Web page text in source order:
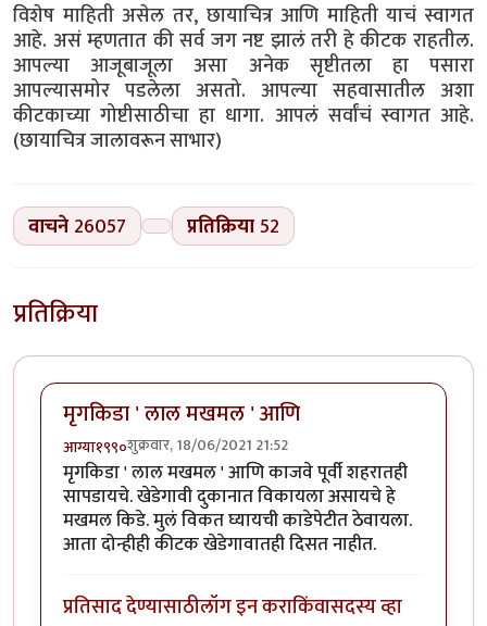
विशेष माहिती असेल तर, छायाचित्र आणि माहिती याचं स्वागत
आहे. असं म्हणतात की सर्व जग नष्ट झालं तरी हे कीटक राहतील.
आपल्या आजूबाजूला असा अनेक सृष्टीतला हा पसारा
आपल्यासमोर पडलेला असतो. आपल्या सहवासातील अशा
कीटकाच्या गोष्टीसाठीचा हा धागा. आपलं सर्वांचं स्वागत आहे.
(छायाचित्र जालावरून साभार)
वाचने 26057 प्रतिक्रिया52
प्रतिक्रिया
मृगकिडा ' लाल मखमल ' आणि
आग्या१९९०शुक्रवार, 18/06/2021 21:52
मृगकिडा ' लाल मखमल ' आणि काजवे पूर्वी शहरातही
सापडायचे. खेडेगावी दुकानात विकायला असायचे हे
मखमल किडे. मुलं विकत घ्यायची काडेपेटीत ठेवायला.
आता दोन्हीही कीटक खेडेगावातही दिसत नाहीत.
प्रतिसाद देण्यासाठीलॉग इन कराकिंवासदस्य व्हा